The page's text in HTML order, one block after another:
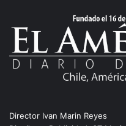
Director Ivan Marin Reyes